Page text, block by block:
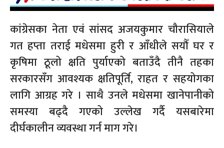
कांग्रेसका नेता एवं सांसद अजयकुमार चौरासियाले
गत हप्ता तराई मधेसमा हुरी र आँधीले सयौँ घर र
कृषिमा ठूलो क्षति पुर्याएको बताउँदै तीनै तहका
सरकारसँग आवश्यक क्षतिपूर्ति, राहत र सहयोगका
लागि आग्रह गरे । साथै उनले मधेसमा खानेपानीको
समस्या बढ्दै गएको उल्लेख गर्दै यसबारेमा
दीर्घकालीन व्यवस्था गर्न माग गरे।